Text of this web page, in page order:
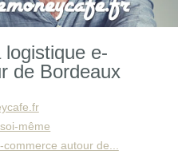
e-
de Bordeaux
même
autour de...